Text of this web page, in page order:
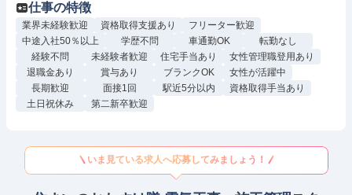
仕事の特徴
業界未経験歓迎 資格取得支援あり
フリーター歓迎
中途入社50％以上
学歴不問 車通勤OK
転勤なし
経験不問
未経験者歓迎 住宅手当あり
女性管理職登用あり
退職金あり
賞与あり ブランクOK
女性が活躍中
長期歓迎
面接1回 駅近5分以内
資格取得手当あり
土日祝休み
第二新卒歓迎
いま見ている求人へ応募してみましょう！